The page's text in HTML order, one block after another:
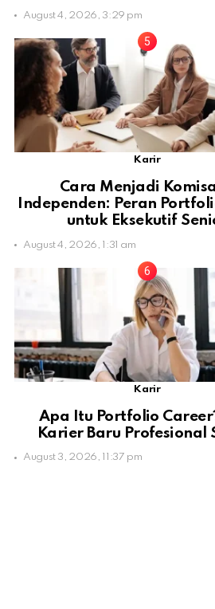
August 4, 2026, 3:29 pm
Karir
Cara Menjadi
Independen: Peran
untuk Eksekutif
August 4, 2026, 1:31 am
Karir
Apa Itu Portfolio
Karier Baru Profesional
August 3, 2026, 11:37 pm